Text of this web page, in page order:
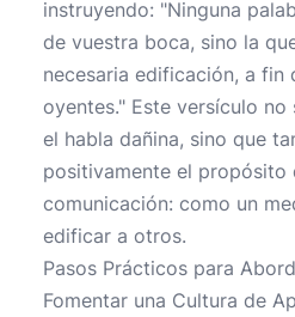
instruyendo: "Ninguna
de vuestra boca, sino la
necesaria edificación, a fin
oyentes." Este versículo
el habla dañina, sino que
positivamente el propósito
comunicación: como un
edificar a otros.
Pasos Prácticos para
Fomentar una Cultura de